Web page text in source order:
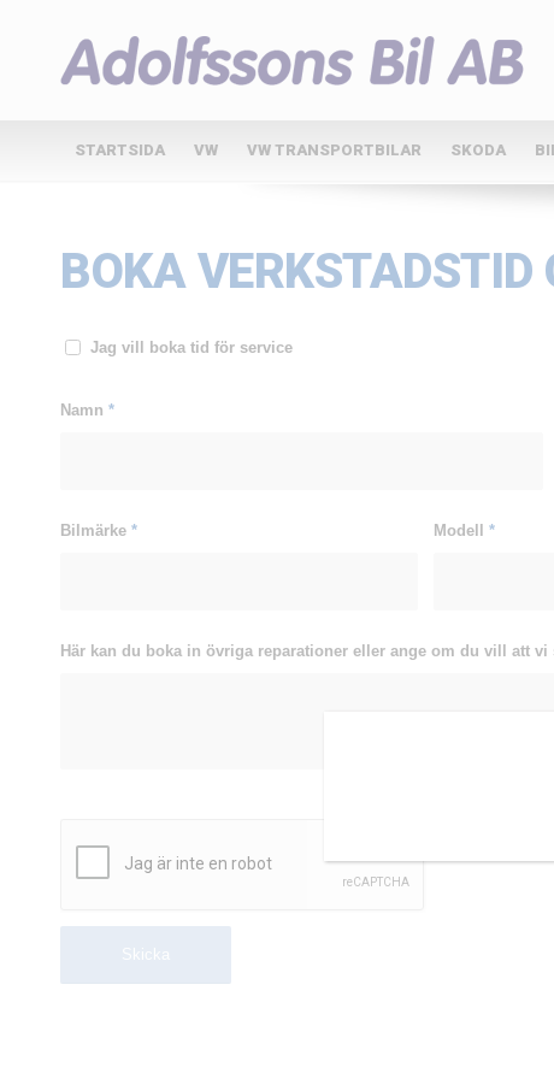
STARTSIDA VW VW TRANSPORTBILAR SKODA
BOKA VERKSTADSTID
Jag vill boka tid för service
Namn *
Bilmärke * Modell *
Här kan du boka in övriga reparationer eller ange om du vill att vi